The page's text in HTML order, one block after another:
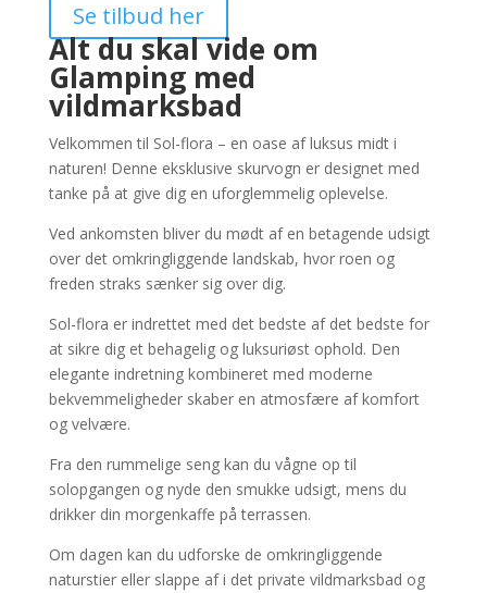
Se tilbud her
Alt du skal vide om
Glamping med
vildmarksbad
Velkommen til Sol-flora – en oase af luksus midt i
naturen! Denne eksklusive skurvogn er designet med
tanke på at give dig en uforglemmelig oplevelse.
Ved ankomsten bliver du mødt af en betagende udsigt
over det omkringliggende landskab, hvor roen og
freden straks sænker sig over dig.
Sol-flora er indrettet med det bedste af det bedste for
at sikre dig et behagelig og luksuriøst ophold. Den
elegante indretning kombineret med moderne
bekvemmeligheder skaber en atmosfære af komfort
og velvære.
Fra den rummelige seng kan du vågne op til
solopgangen og nyde den smukke udsigt, mens du
drikker din morgenkaffe på terrassen.
Om dagen kan du udforske de omkringliggende
naturstier eller slappe af i det private vildmarksbad og